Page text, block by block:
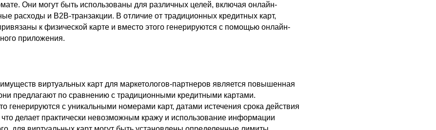
Они могут быть использованы для различных целей, включая онлайн-
расходы и B2B-транзакции. В отличие от традиционных кредитных карт,
к физической карте и вместо этого генерируются с помощью онлайн-
приложения.
виртуальных карт для маркетологов-партнеров является повышенная
предлагают по сравнению с традиционными кредитными картами.
генерируются с уникальными номерами карт, датами истечения срока действия
делает практически невозможным кражу и использование информации